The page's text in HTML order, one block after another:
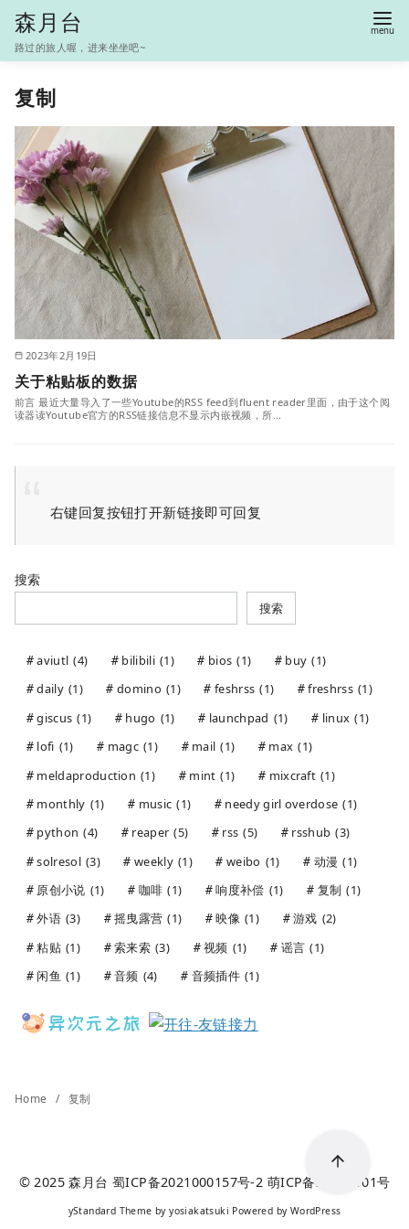
i
森月台
路过的旅人喔，进来坐坐吧~
复制
2023年2月19日
关于粘贴板的数据
前言 最近大量导入了一些Youtube的RSS feed到fluent reader里面，由于这个阅
读器读Youtube官方的RSS链接信息不显示内嵌视频，所…
右键回复按钮打开新链接即可回复
搜索
搜索
aviutl (4) bilibili (1) bios (1) buy (1)
daily (1) domino (1) feshrss (1) freshrss (1)
giscus (1) hugo (1) launchpad (1) linux (1)
lofi (1) magc (1) mail (1) max (1)
meldaproduction (1) mint (1) mixcraft (1)
monthly (1) music (1) needy girl overdose (1)
python (4) reaper (5) rss (5) rsshub (3)
solresol (3) weekly (1) weibo (1) 动漫 (1)
原创小说 (1) 咖啡 (1) 响度补偿 (1) 复制 (1)
外语 (3) 摇曳露营 (1) 映像 (1) 游戏 (2)
粘贴 (1) 索来索 (3) 视频 (1) 谣言 (1)
闲鱼 (1) 音频 (4) 音频插件 (1)
Home 复制
© 2025森月台 蜀ICP备2021000157号-2 萌ICP备20241101号
yStandard Theme byyosiakatsuki Powered by WordPress